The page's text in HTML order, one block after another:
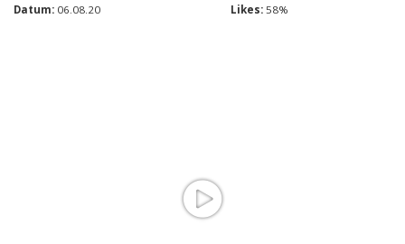
Datum: 06.08.20 Likes: 58%